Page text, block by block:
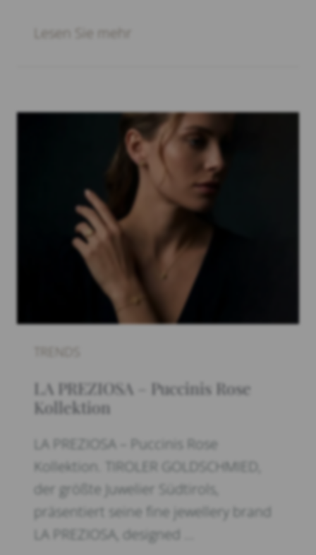
Lesen Sie mehr
LA PREZIOSA – Puccinis Rose
Kollektion
LA PREZIOSA – Puccinis Rose
Kollektion. TIROLER GOLDSCHMIED,
der größte Juwelier Südtirols,
präsentiert seine fine jewellery brand
LA PREZIOSA, designed …